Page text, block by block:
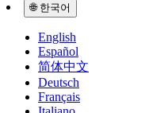
🌐 한국어
English
Español
简体中文
Deutsch
Français